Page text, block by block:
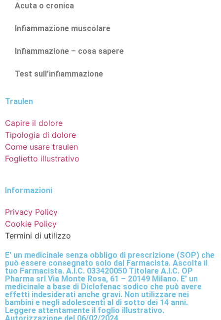
Acuta o cronica
Infiammazione muscolare
Infiammazione – cosa sapere
Test sull’infiammazione
Traulen
Capire il dolore
Tipologia di dolore
Come usare traulen
Foglietto illustrativo
Informazioni
Privacy Policy
Cookie Policy
Termini di utilizzo
E' un medicinale senza obbligo di prescrizione (SOP) che
può essere consegnato solo dal Farmacista. Ascolta il
tuo Farmacista. A.I.C. 033420050 Titolare A.I.C. OP
Pharma srl Via Monte Rosa, 61 – 20149 Milano. E' un
medicinale a base di Diclofenac sodico che può avere
effetti indesiderati anche gravi. Non utilizzare nei
bambini e negli adolescenti al di sotto dei 14 anni.
Leggere attentamente il foglio illustrativo.
Autorizzazione del 06/02/2024